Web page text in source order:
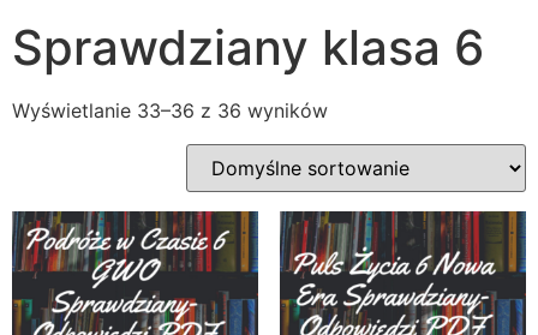
Sprawdziany klasa 6
Wyświetlanie 33–36 z 36 wyników